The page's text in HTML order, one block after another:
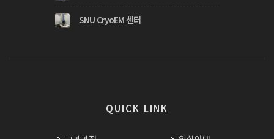
SNU CryoEM 센터
QUICK LINK